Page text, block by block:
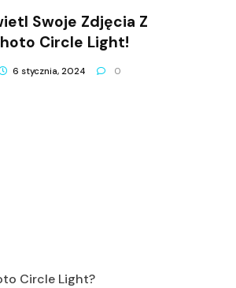
Swoje Zdjęcia Z
Circle Light!
6 stycznia, 2024 0
Circle Light?